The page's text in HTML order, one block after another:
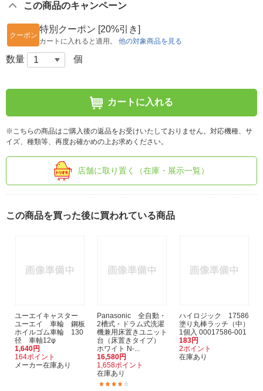
この商品のキャンペーン
クーポン
特別クーポン [20%引き]
カートに入れると適用。 他の対象商品を見る
数量 個
カートに入れる
※こちらの商品はご購入後の返品をお受けいたしておりません。対応機種、サ
イズ、種類等、再度お確かめの上お求めください。
店舗に取り置く（在庫・展示一覧）
この商品を買った後に買われている商品
ユーエイキャスター
ユーエイ 車輪 鋼板
ホイルゴム車輪 130
径 車軸12φ
1,640円
164ポイント
メーカー在庫あり
Panasonic 全自動・
2槽式・ドラム式洗濯
機兼用床置きユニット
台（床置きタイプ）
ホワイト N-...
16,580円
1,658ポイント
在庫あり
ハイロジック 17586
塗り丸棒ラッチ（中）
1個入 00017586-001
183円
2ポイント
在庫あり